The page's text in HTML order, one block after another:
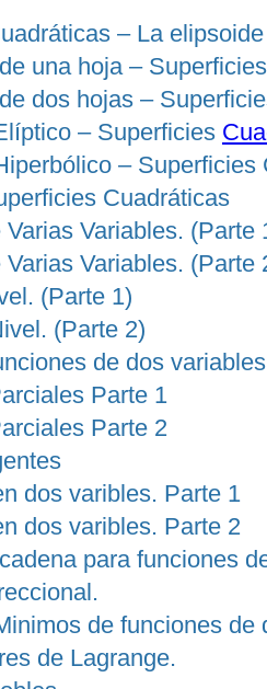
– La elipsoide
una hoja –
dos hojas –
– Superficies
– Superficies
Cuadráticas
Variables. (Parte
Variables. (Parte
(Parte 1)
(Parte 2)
de dos variables
Parte 1
Parte 2
dos varibles. Parte 1
dos varibles. Parte 2
para funciones
de funciones de
de Lagrange.